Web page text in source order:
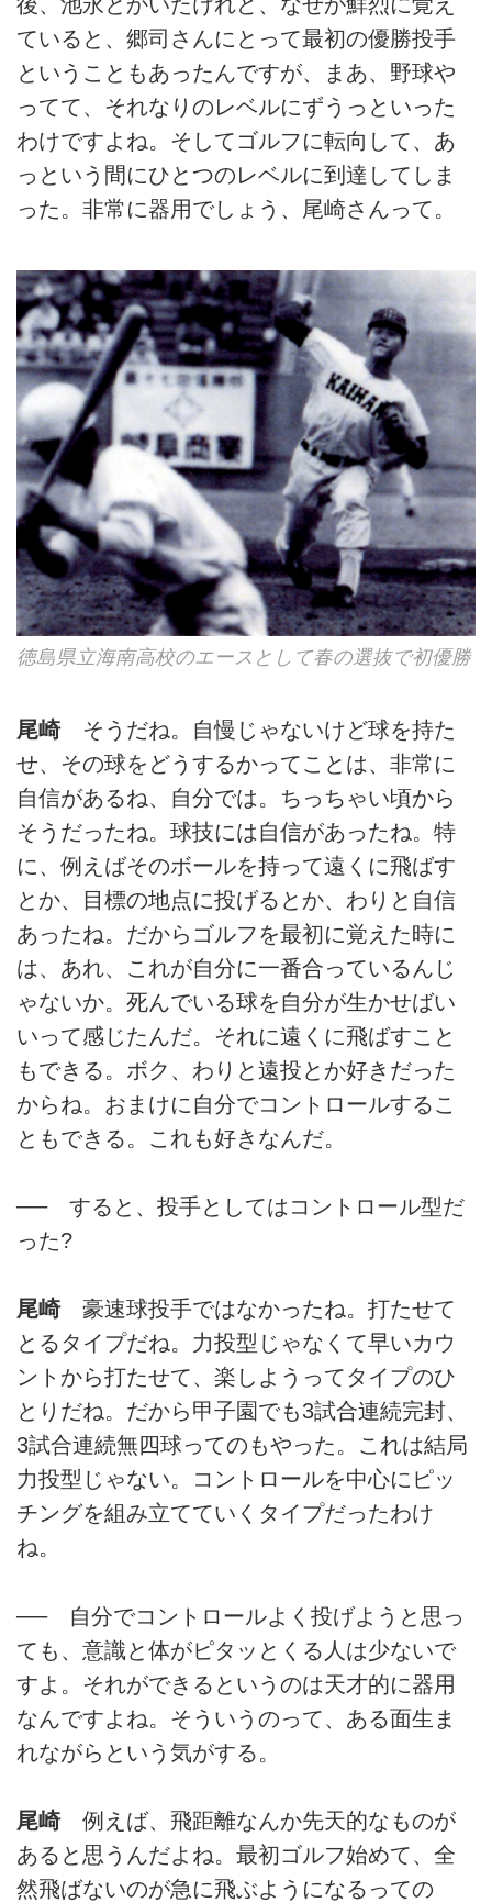
ていると、郷司さんにとって最初の優勝投手
ということもあったんですが、まあ、野球や
ってて、それなりのレベルにずうっといった
わけですよね。そしてゴルフに転向して、あ
っという間にひとつのレベルに到達してしま
った。非常に器用でしょう、尾崎さんって。
徳島県立海南高校のエースとして春の選抜で初優勝
尾崎そうだね。自慢じゃないけど球を持た
せ、その球をどうするかってことは、非常に
自信があるね、自分では。ちっちゃい頃から
そうだったね。球技には自信があったね。特
に、例えばそのボールを持って遠くに飛ばす
とか、目標の地点に投げるとか、わりと自信
あったね。だからゴルフを最初に覚えた時に
は、あれ、これが自分に一番合っているんじ
ゃないか。死んでいる球を自分が生かせばい
いって感じたんだ。それに遠くに飛ばすこと
もできる。ボク、わりと遠投とか好きだった
からね。おまけに自分でコントロールするこ
ともできる。これも好きなんだ。
── すると、投手としてはコントロール型だ
った?
尾崎豪速球投手ではなかったね。打たせて
とるタイプだね。力投型じゃなくて早いカウ
ントから打たせて、楽しようってタイプのひ
とりだね。だから甲子園でも3試合連続完封、
3試合連続無四球ってのもやった。これは結局
力投型じゃない。コントロールを中心にピッ
チングを組み立てていくタイプだったわけ
ね。
── 自分でコントロールよく投げようと思っ
ても、意識と体がピタッとくる人は少ないで
すよ。それができるというのは天才的に器用
なんですよね。そういうのって、ある面生ま
れながらという気がする。
尾崎例えば、飛距離なんか先天的なものが
あると思うんだよね。最初ゴルフ始めて、全
然飛ばないのが急に飛ぶようになるっての